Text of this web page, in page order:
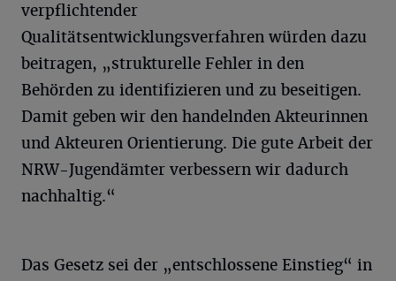
verpflichtender
Qualitätsentwicklungsverfahren würden dazu
beitragen, „strukturelle Fehler in den
Behörden zu identifizieren und zu beseitigen.
Damit geben wir den handelnden Akteurinnen
und Akteuren Orientierung. Die gute Arbeit der
NRW-Jugendämter verbessern wir dadurch
nachhaltig.“
Das Gesetz sei der „entschlossene Einstieg“ in